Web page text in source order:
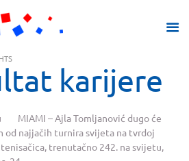
karijere
MIAMI – Ajla Tomljanović dugo će
od najjačih turnira svijeta na tvrdoj
trenutačno 242. na svijetu,